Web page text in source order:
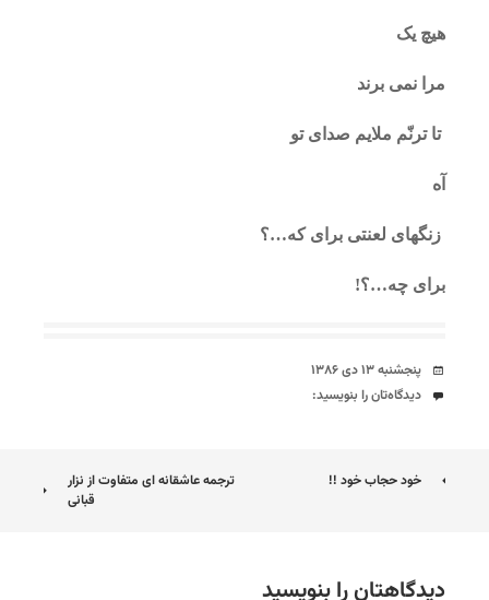
هیچ یک
مرا نمی برند
تا ترنّم ملایم صدای تو
آه
زنگهای لعنتی برای که…؟
برای چه…؟!
تاریخ
پنجشنبه ۱۳ دی ۱۳۸۶
دیدگاه‌ها
دیدگاه‌تان را بنویسید:
ناوبری
خود حجاب خود !!
ترجمه عاشقانه ای متفاوت از نزار
قبانی
دیدگاهتان را بنویسید